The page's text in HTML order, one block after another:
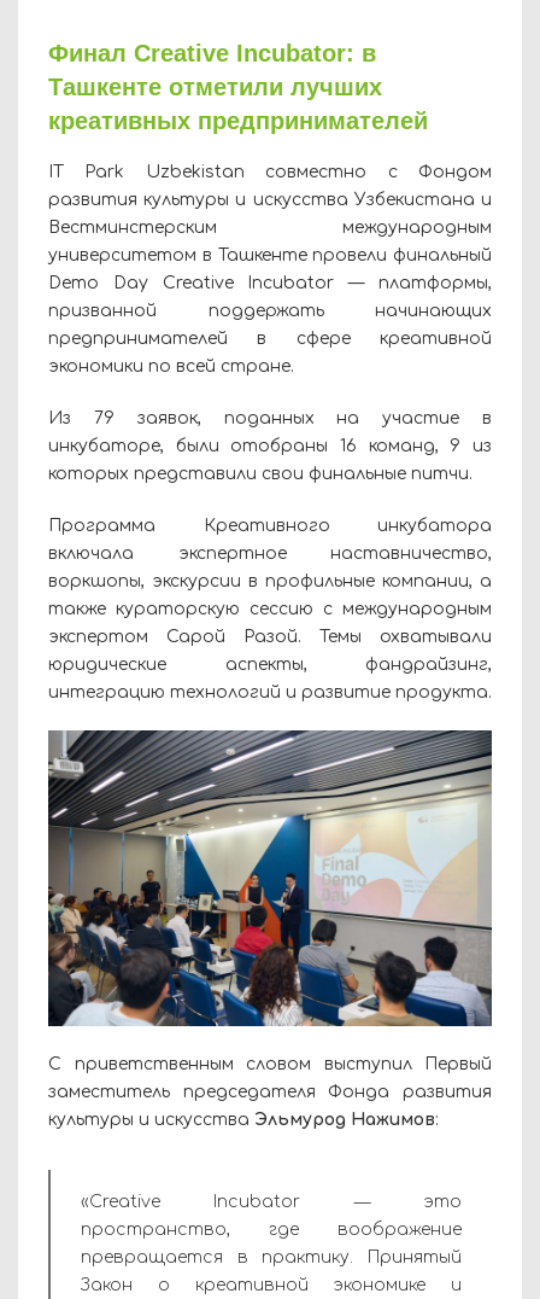
Финал Creative Incubator: в
Ташкенте отметили лучших
креативных предпринимателей
IT Park Uzbekistan совместно с Фондом
развития культуры и искусства Узбекистана и
Вестминстерским международным
университетом в Ташкенте провели финальный
Demo Day Creative Incubator — платформы,
призванной поддержать начинающих
предпринимателей в сфере креативной
экономики по всей стране.
Из 79 заявок, поданных на участие в
инкубаторе, были отобраны 16 команд, 9 из
которых представили свои финальные питчи.
Программа Креативного инкубатора
включала экспертное наставничество,
воркшопы, экскурсии в профильные компании, а
также кураторскую сессию с международным
экспертом Сарой Разой. Темы охватывали
юридические аспекты, фандрайзинг,
интеграцию технологий и развитие продукта.
С приветственным словом выступил Первый
заместитель председателя Фонда развития
культуры и искусства Эльмурод Нажимов:
«Creative Incubator — это
пространство, где воображение
превращается в практику. Принятый
Закон о креативной экономике и